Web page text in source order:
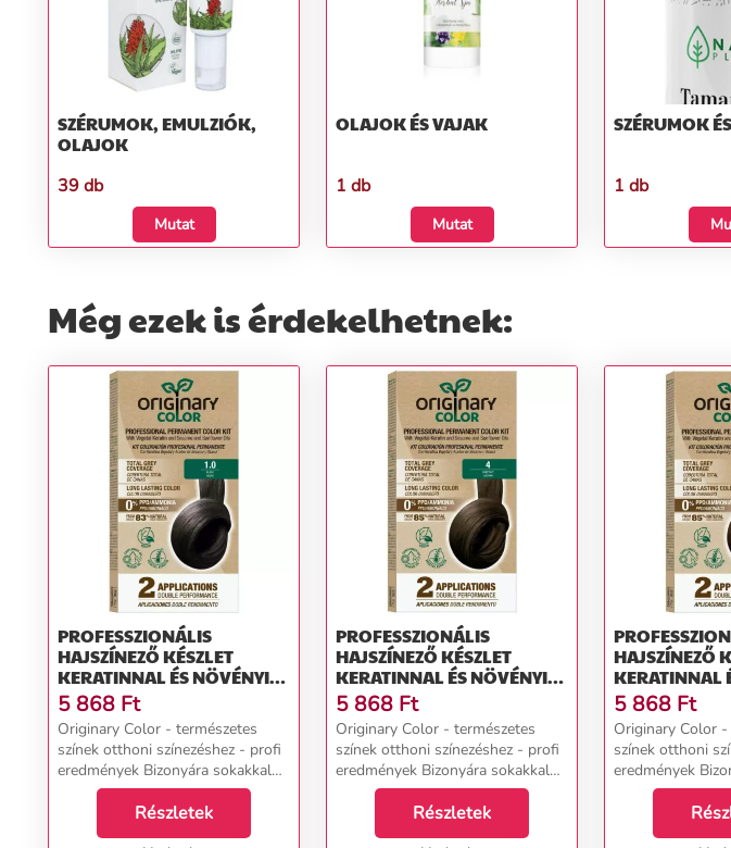
SZÉRUMOK, EMULZIÓK,
OLAJOK
39 db
Mutat
OLAJOK ÉS VAJAK
1 db
Mutat
SZÉRUMOK
1 db
Még ezek is érdekelhetnek:
PROFESSZIONÁLIS
HAJSZÍNEZŐ KÉSZLET
KERATINNAL ÉS NÖVÉNYI
OLAJOKKAL - KÜLÖNBÖZŐ
ÁRNYALATOK - ORIGINARY
COLOR SZÍNN (FARBA):
FEKETE 1/0
5 868 Ft
Originary Color - természetes
színek otthoni színezéshez - profi
eredmények Bizonyára sokakkal
megesett már, hogy egy 2-3 órás
fodrászszalon látogatásról
hazatérve csalódott volt... A
Részletek
PROFESSZIONÁLIS
HAJSZÍNEZŐ KÉSZLET
KERATINNAL ÉS NÖVÉNYI
OLAJOKKAL - KÜLÖNBÖZŐ
ÁRNYALATOK - ORIGINARY
COLOR SZÍNN (FARBA):
GESZTENYE 4
5 868 Ft
Originary Color - természetes
színek otthoni színezéshez - profi
eredmények Bizonyára sokakkal
megesett már, hogy egy 2-3 órás
fodrászszalon látogatásról
hazatérve csalódott volt... A
Részletek
HAJSZÍNEZŐ
KERATINNAL
OLAJOKKAL -
ÁRNYALATOK
COLOR
CSOKOLÁDÉ
5 868 Ft
Originary Color
színek otthoni
eredmények
megesett már,
fodrászszalon
hazatérve